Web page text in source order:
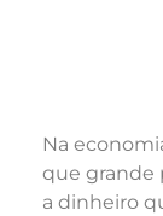
Na
que grande
a dinheiro